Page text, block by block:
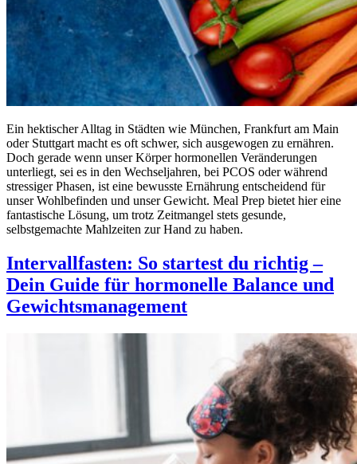
Ein hektischer Alltag in Städten wie München, Frankfurt am Main
oder Stuttgart macht es oft schwer, sich ausgewogen zu ernähren.
Doch gerade wenn unser Körper hormonellen Veränderungen
unterliegt, sei es in den Wechseljahren, bei PCOS oder während
stressiger Phasen, ist eine bewusste Ernährung entscheidend für
unser Wohlbefinden und unser Gewicht. Meal Prep bietet hier eine
fantastische Lösung, um trotz Zeitmangel stets gesunde,
selbstgemachte Mahlzeiten zur Hand zu haben.
Intervallfasten: So startest du richtig –
Dein Guide für hormonelle Balance und
Gewichtsmanagement